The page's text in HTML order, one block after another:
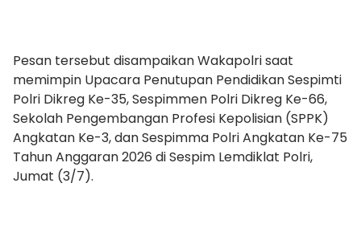
Pesan tersebut disampaikan Wakapolri saat
memimpin Upacara Penutupan Pendidikan Sespimti
Polri Dikreg Ke-35, Sespimmen Polri Dikreg Ke-66,
Sekolah Pengembangan Profesi Kepolisian (SPPK)
Angkatan Ke-3, dan Sespimma Polri Angkatan Ke-75
Tahun Anggaran 2026 di Sespim Lemdiklat Polri,
Jumat (3/7).